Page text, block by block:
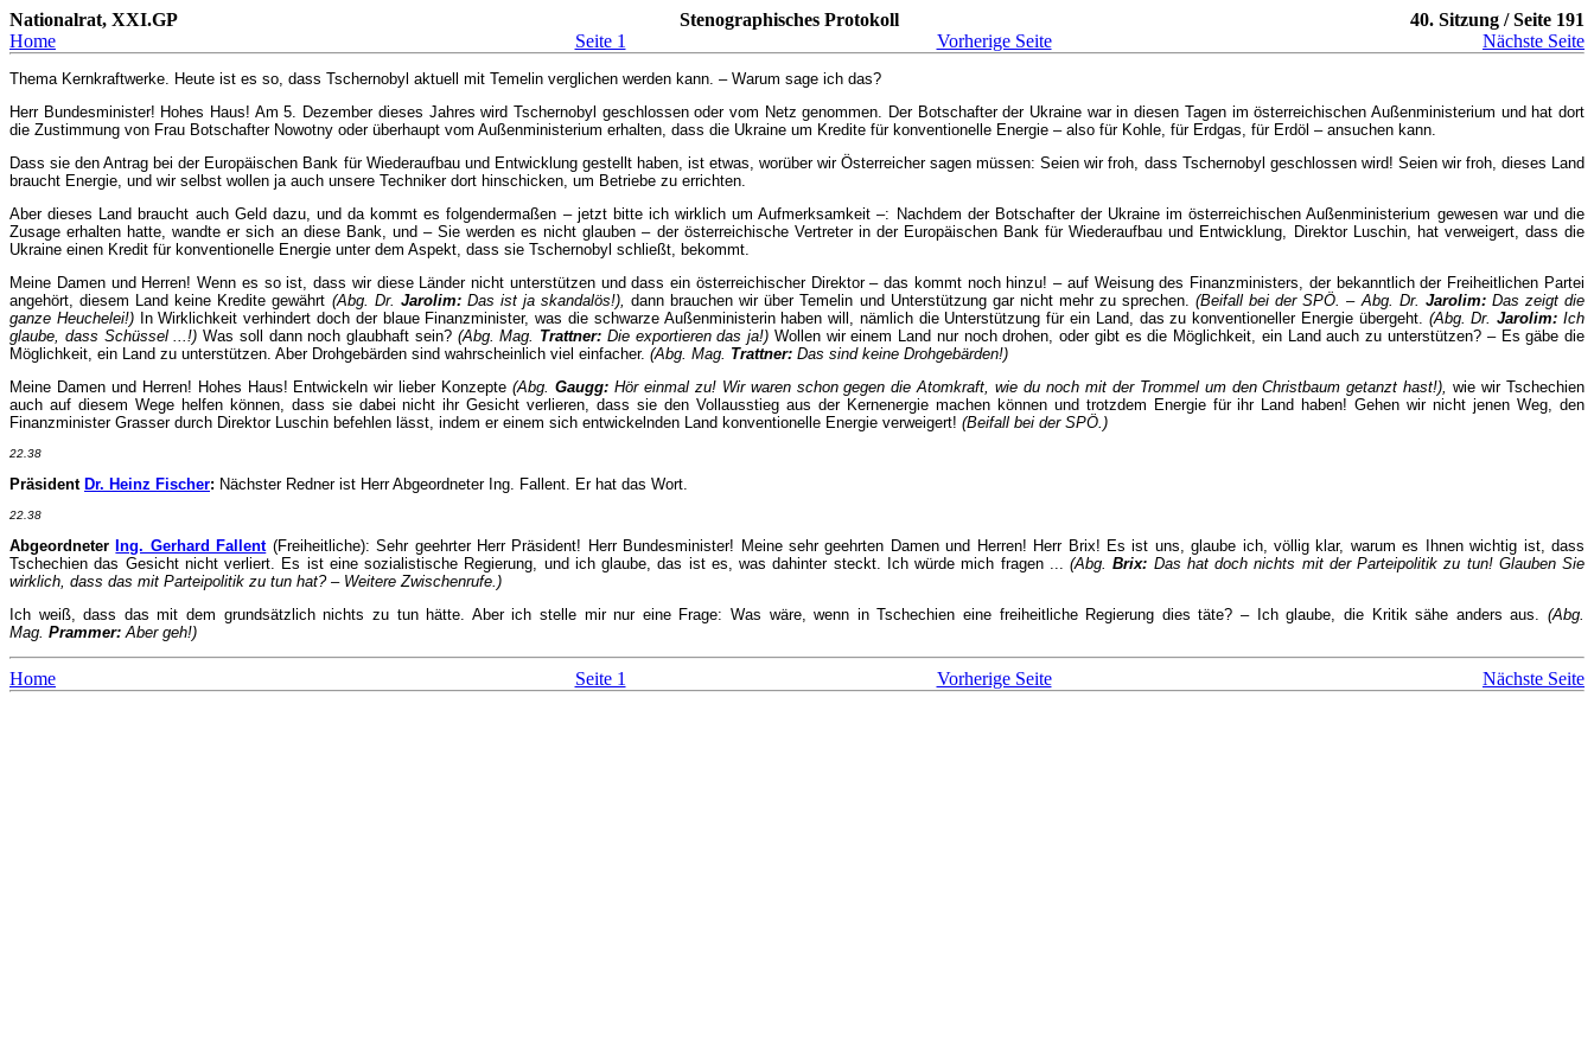
Nationalrat, XXI.GP Stenographisches Protokoll
40. Sitzung / Seite 191
Home
Seite 1 Vorherige Seite Nächste Seite
Thema Kernkraftwerke. Heute ist es so, dass Tschernobyl aktuell mit Temelin verglichen werden kann. – Warum sage ich das?
Herr Bundesminister! Hohes Haus! Am 5. Dezember dieses Jahres wird Tschernobyl geschlossen oder vom Netz genommen. Der Botschafter der Ukraine war in diesen Tagen im österreichischen Außenministerium und hat dort
die Zustimmung von Frau Botschafter Nowotny oder überhaupt vom Außenministerium erhalten, dass die Ukraine um Kredite für konventionelle Energie – also für Kohle, für Erdgas, für Erdöl – ansuchen kann.
Dass sie den Antrag bei der Europäischen Bank für Wiederaufbau und Entwicklung gestellt haben, ist etwas, worüber wir Österreicher sagen müssen: Seien wir froh, dass Tschernobyl geschlossen wird! Seien wir froh, dieses Land
braucht Energie, und wir selbst wollen ja auch unsere Techniker dort hinschicken, um Betriebe zu errichten.
Aber dieses Land braucht auch Geld dazu, und da kommt es folgendermaßen – jetzt bitte ich wirklich um Aufmerksamkeit –: Nachdem der Botschafter der Ukraine im österreichischen Außenministerium gewesen war und die
Zusage erhalten hatte, wandte er sich an diese Bank, und – Sie werden es nicht glauben – der österreichische Vertreter in der Europäischen Bank für Wiederaufbau und Entwicklung, Direktor Luschin, hat verweigert, dass die
Ukraine einen Kredit für konventionelle Energie unter dem Aspekt, dass sie Tschernobyl schließt, bekommt.
Meine Damen und Herren! Wenn es so ist, dass wir diese Länder nicht unterstützen und dass ein österreichischer Direktor – das kommt noch hinzu! – auf Weisung des Finanzministers, der bekanntlich der Freiheitlichen Partei
angehört, diesem Land keine Kredite gewährt (Abg. Dr. Jarolim:Das ist ja skandalös!), dann brauchen wir über Temelin und Unterstützung gar nicht mehr zu sprechen.(Beifall bei der SPÖ. – Abg. Dr. Jarolim:Das zeigt die
ganze Heuchelei!)In Wirklichkeit verhindert doch der blaue Finanzminister, was die schwarze Außenministerin haben will, nämlich die Unterstützung für ein Land, das zu konventioneller Energie übergeht. (Abg. Dr.Jarolim: Ich
glaube, dass Schüssel ...!)Was soll dann noch glaubhaft sein? (Abg. Mag. Trattner: Die exportieren das ja!) Wollen wir einem Land nur noch drohen, oder gibt es die Möglichkeit, ein Land auch zu unterstützen? – Es gäbe die
Möglichkeit, ein Land zu unterstützen. Aber Drohgebärden sind wahrscheinlich viel einfacher. (Abg. Mag. Trattner: Das sind keine Drohgebärden!)
Meine Damen und Herren! Hohes Haus! Entwickeln wir lieber Konzepte(Abg.Gaugg: Hör einmal zu! Wir waren schon gegen die Atomkraft, wie du noch mit der Trommel um den Christbaum getanzt hast!), wie wir Tschechien
auch auf diesem Wege helfen können, dass sie dabei nicht ihr Gesicht verlieren, dass sie den Vollausstieg aus der Kernenergie machen können und trotzdem Energie für ihr Land haben! Gehen wir nicht jenen Weg, den
Finanzminister Grasser durch Direktor Luschin befehlen lässt, indem er einem sich entwickelnden Land konventionelle Energie verweigert! (Beifall bei der SPÖ.)
22.38
Präsident Dr. Heinz Fischer: Nächster Redner ist Herr Abgeordneter Ing. Fallent. Er hat das Wort.
22.38
Abgeordneter Ing. Gerhard Fallent(Freiheitliche): Sehr geehrter Herr Präsident! Herr Bundesminister! Meine sehr geehrten Damen und Herren! Herr Brix! Es ist uns, glaube ich, völlig klar, warum es Ihnen wichtig ist, dass
Tschechien das Gesicht nicht verliert. Es ist eine sozialistische Regierung, und ich glaube, das ist es, was dahinter steckt. Ich würde mich fragen ... (Abg.Brix: Das hat doch nichts mit der Parteipolitik zu tun! Glauben Sie
wirklich, dass das mit Parteipolitik zu tun hat? – Weitere Zwischenrufe.)
Ich weiß, dass das mit dem grundsätzlich nichts zu tun hätte. Aber ich stelle mir nur eine Frage: Was wäre, wenn in Tschechien eine freiheitliche Regierung dies täte? – Ich glaube, die Kritik sähe anders aus. (Abg.
Mag. Prammer: Aber geh!)
Home Seite 1 Vorherige Seite Nächste Seite